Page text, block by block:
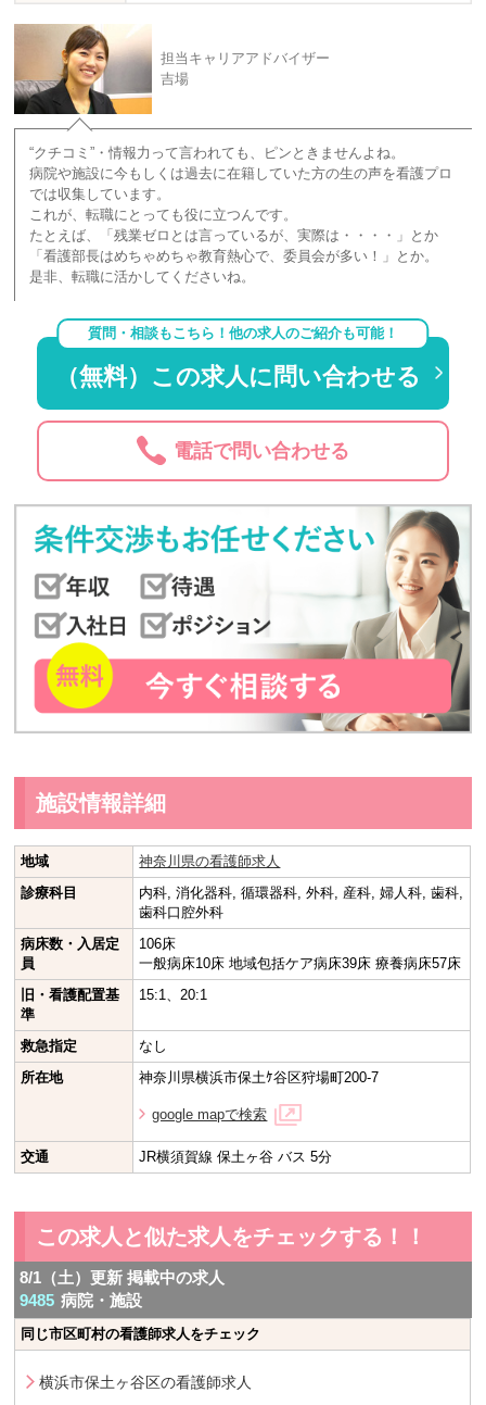
担当キャリアアドバイザー
吉場
“クチコミ”・情報力って言われても、ピンときませんよね。
病院や施設に今もしくは過去に在籍していた方の生の声を看護プロ
では収集しています。
これが、転職にとっても役に立つんです。
たとえば、「残業ゼロとは言っているが、実際は・・・・」とか
「看護部長はめちゃめちゃ教育熱心で、委員会が多い！」とか。
是非、転職に活かしてくださいね。
質問・相談もこちら！他の求人のご紹介も可能！
（無料）この求人に問い合わせる
電話で問い合わせる
施設情報詳細
地域
神奈川県の看護師求人
診療科目
内科, 消化器科, 循環器科, 外科, 産科, 婦人科, 歯科,
歯科口腔外科
病床数・入居定
員
106床
一般病床10床 地域包括ケア病床39床 療養病床57床
旧・看護配置基
準
15:1、20:1
救急指定
なし
所在地
神奈川県横浜市保土ｹ谷区狩場町200-7
google mapで検索
交通 JR横須賀線 保土ヶ谷 バス 5分
この求人と似た求人をチェックする！！
8/1（土）更新 掲載中の求人
9485 病院・施設
同じ市区町村の看護師求人をチェック
横浜市保土ヶ谷区の看護師求人